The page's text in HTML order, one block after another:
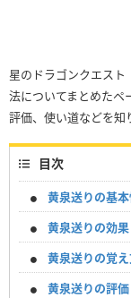
星のドラゴンクエスト
法についてまとめたペ
評価、使い道などを知
目次
黄泉送りの基
黄泉送りの効果
黄泉送りの覚
黄泉送りの評価